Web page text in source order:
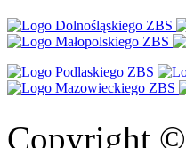
Copyright